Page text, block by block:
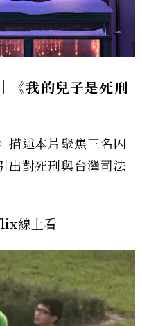
我的兒子是死刑
描述本片聚焦三名囚
出對死刑與台灣司法
線上看